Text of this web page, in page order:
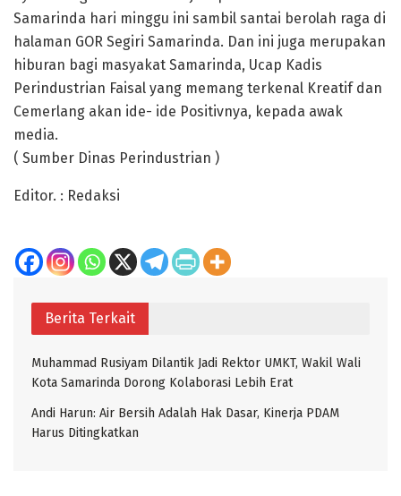
Samarinda hari minggu ini sambil santai berolah raga di
halaman GOR Segiri Samarinda. Dan ini juga merupakan
hiburan bagi masyakat Samarinda, Ucap Kadis
Perindustrian Faisal yang memang terkenal Kreatif dan
Cemerlang akan ide- ide Positivnya, kepada awak
media.
( Sumber Dinas Perindustrian )
Editor. : Redaksi
Berita Terkait
Muhammad Rusiyam Dilantik Jadi Rektor UMKT, Wakil Wali
Kota Samarinda Dorong Kolaborasi Lebih Erat
Andi Harun: Air Bersih Adalah Hak Dasar, Kinerja PDAM
Harus Ditingkatkan